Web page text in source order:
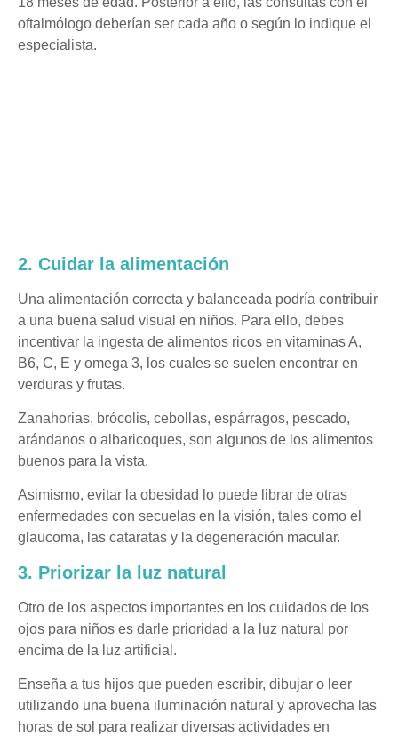
oftalmólogo deberían ser cada año o según lo indique el
especialista.
2. Cuidar la alimentación
Una alimentación correcta y balanceada podría contribuir
a una buena salud visual en niños. Para ello, debes
incentivar la ingesta de alimentos ricos en vitaminas A,
B6, C, E y omega 3, los cuales se suelen encontrar en
verduras y frutas.
Zanahorias, brócolis, cebollas, espárragos, pescado,
arándanos o albaricoques, son algunos de los alimentos
buenos para la vista.
Asimismo, evitar la obesidad lo puede librar de otras
enfermedades con secuelas en la visión, tales como el
glaucoma, las cataratas y la degeneración macular.
3. Priorizar la luz natural
Otro de los aspectos importantes en los cuidados de los
ojos para niños es darle prioridad a la luz natural por
encima de la luz artificial.
Enseña a tus hijos que pueden escribir, dibujar o leer
utilizando una buena iluminación natural y aprovecha las
horas de sol para realizar diversas actividades en